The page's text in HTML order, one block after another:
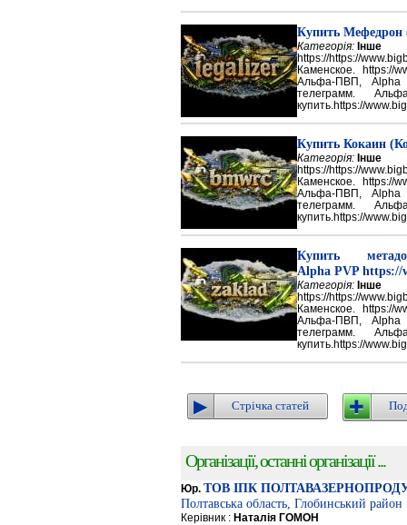
Купить
Категорія: Інше
https://https://
Каменское. https://
Альфа-ПВП, Alpha
телеграмм.
купить.https://
Купить Кокаин
Категорія: Інше
https://https://
Каменское. https://
Альфа-ПВП, Alpha
телеграмм.
купить.https://
Купить
Alpha PVP https://
Категорія: Інше
https://https://
Каменское. https://
Альфа-ПВП, Alpha
телеграмм.
купить.https://
Стрічка статей
Організації, останні організації ...
Юр. ТОВ ІПК
Полтавська область, Глобинський район
Керівник : Наталія ГОМОН